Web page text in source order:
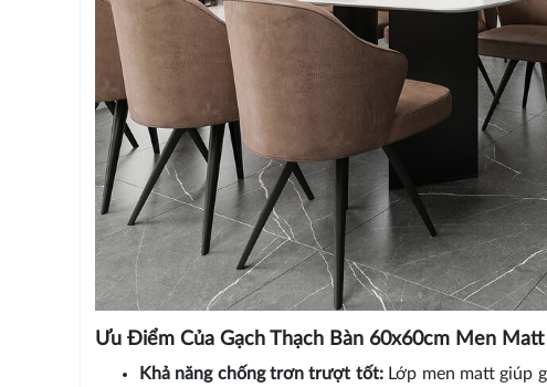
Ưu Điểm Của Gạch Thạch Bàn 60x60cm Men Matt
Khả năng chống trơn trượt tốt:Lớp men matt giúp